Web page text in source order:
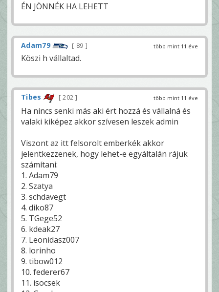
ÉN JÖNNÉK HA LEHETT
több mint 11 éve
Adam79 89
Köszi h vállaltad.
több mint 11 éve
Tibes 202
Ha nincs senki más aki ért hozzá és vállalná és
valaki kiképez akkor szívesen leszek admin
Viszont az itt felsorolt emberkék akkor
jelentkezzenek, hogy lehet-e egyáltalán rájuk
számítani:
1. Adam79
2. Szatya
3. schdavegt
4. diko87
5. TGege52
6. kdeak27
7. Leonidasz007
8. lorinho
9. tibow012
10. federer67
11. isocsek